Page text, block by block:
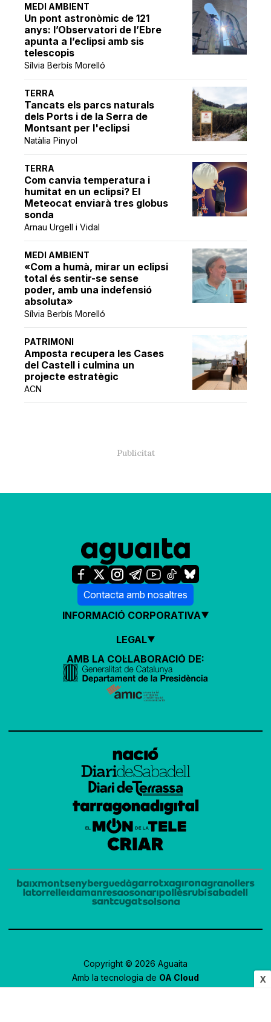
X
MEDI AMBIENT
Un pont astronòmic de 121
anys: l’Observatori de l’Ebre
apunta a l’eclipsi amb sis
telescopis
Sílvia Berbís Morelló
TERRA
Tancats els parcs naturals
dels Ports i de la Serra de
Montsant per l'eclipsi
Natàlia Pinyol
TERRA
Com canvia temperatura i
humitat en un eclipsi? El
Meteocat enviarà tres globus
sonda
Arnau Urgell i Vidal
MEDI AMBIENT
«Com a humà, mirar un eclipsi
total és sentir-se sense
poder, amb una indefensió
absoluta»
Sílvia Berbís Morelló
PATRIMONI
Amposta recupera les Cases
del Castell i culmina un
projecte estratègic
ACN
Contacta amb nosaltres
INFORMACIÓ CORPORATIVA
LEGAL
AMB LA COL·LABORACIÓ DE:
Copyright © 2026 Aguaita
Amb la tecnologia de OA Cloud